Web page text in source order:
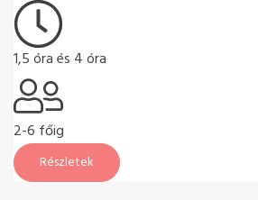
1,5 óra és 4 óra
2-6 főig
Részletek